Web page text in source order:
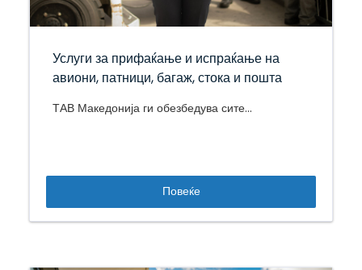
Услуги за прифаќање и испраќање на
авиони, патници, багаж, стока и пошта
ТАВ Македонија ги обезбедува сите...
Повеќе